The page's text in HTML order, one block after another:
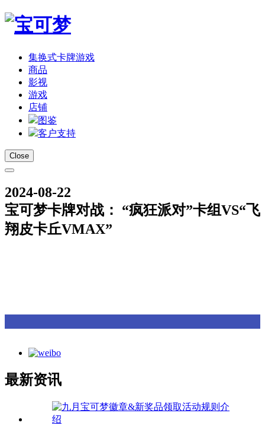
集换式卡牌游戏
商品
影视
游戏
店铺
图鉴
客户支持
Close
2024-08-22
宝可梦卡牌对战： “疯狂派对”卡组VS“飞
翔皮卡丘VMAX”
最新资讯